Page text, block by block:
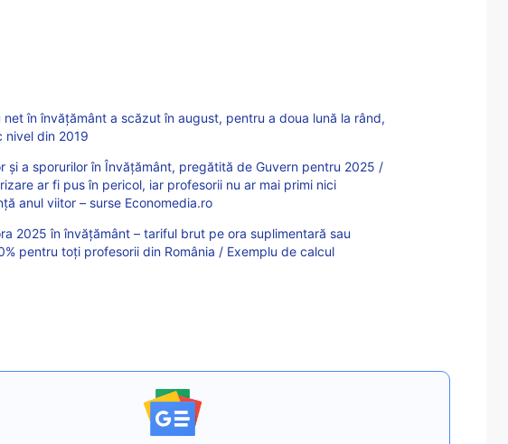
net în învăţământ a scăzut în august, pentru a doua lună la rând,
nivel din 2019
și a sporurilor în Învățământ, pregătită de Guvern pentru 2025 /
ar fi pus în pericol, iar profesorii nu ar mai primi nici
anul viitor – surse Economedia.ro
2025 în învățământ – tariful brut pe ora suplimentară sau
pentru toți profesorii din România / Exemplu de calcul